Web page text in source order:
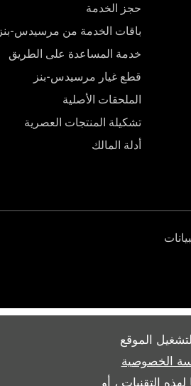
الموقع
الخصوصية
التقنيات ، أو
حجز الخدمة
باقات الخدمة من مرسيدس-بنز
خدمة المساعدة على الطريق
قطع غيار مرسيدس-بنز
الملحقات الأصلية
تشكيلة المنتجات العصرية
أدلة المالك